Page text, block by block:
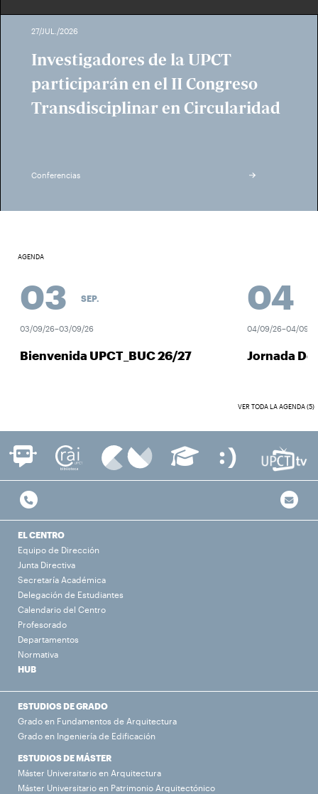
27/JUL./2026
Investigadores de la UPCT
participarán en el II Congreso
Transdisciplinar en Circularidad
Conferencias
AGENDA
03 SEP.
03/09/26–03/09/26
Bienvenida UPCT_BUC 26/27
04
04/09/26–04/09/26
Jornada
VER TODA LA AGENDA (5)
EL CENTRO
Equipo de Dirección
Junta Directiva
Secretaría Académica
Delegación de Estudiantes
Calendario del Centro
Profesorado
Departamentos
Normativa
HUB
ESTUDIOS DE GRADO
Grado en Fundamentos de Arquitectura
Grado en Ingeniería de Edificación
ESTUDIOS DE MÁSTER
Máster Universitario en Arquitectura
Máster Universitario en Patrimonio Arquitectónico